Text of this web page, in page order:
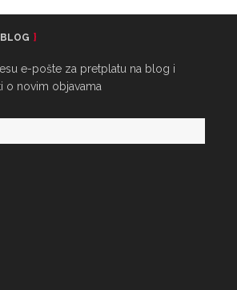
e-pošte za pretplatu na blog i
o novim objavama